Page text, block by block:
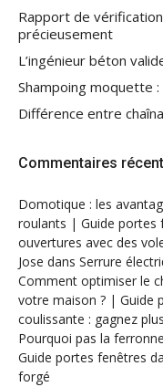
Rapport de
précieusement
L’ingénieur béton
Shampoing moquette
Différence entre
Commentaires
Domotique : les
roulants | Guide portes
ouvertures avec des
Jose dans Serrure
Comment optimiser le
votre maison ? | Guide
coulissante : gagnez
Pourquoi pas la
Guide portes fenêtres
forgé